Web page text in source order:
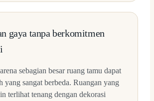
gaya tanpa berkomitmen
sebagian besar ruang tamu dapat
yang sangat berbeda. Ruangan yang
terlihat tenang dengan dekorasi